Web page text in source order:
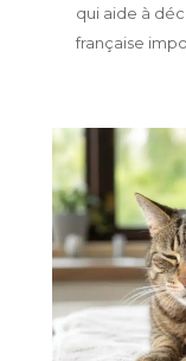
qui aide à
française